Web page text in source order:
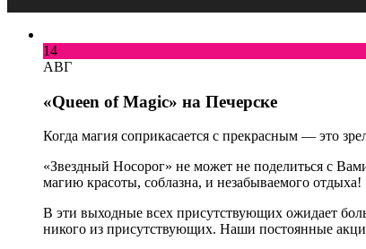
14
АВГ
«Queen of Magic» на Печерске
Когда магия соприкасается с прекрасным — это
«Звездный Носорог» не может не поделиться с
магию красоты, соблазна, и незабываемого отдыха!
В эти выходные всех присутствующих ожидает
никого из присутствующих. Наши постоянные